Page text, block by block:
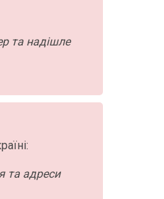
та надішле
та адреси